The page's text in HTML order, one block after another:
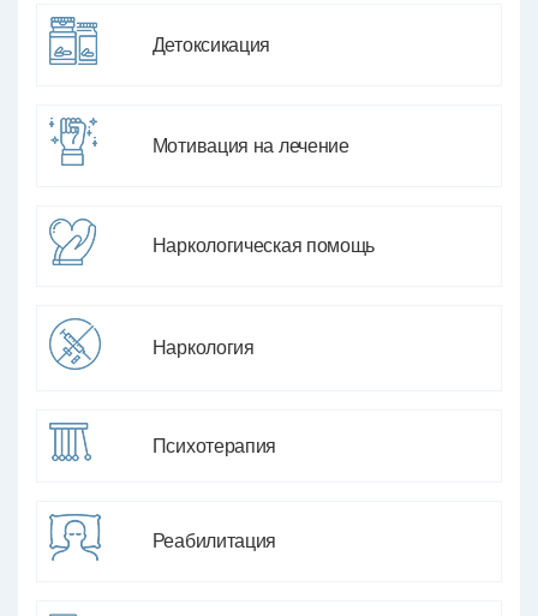
Детоксикация
Мотивация на лечение
Наркологическая помощь
Наркология
Психотерапия
Реабилитация